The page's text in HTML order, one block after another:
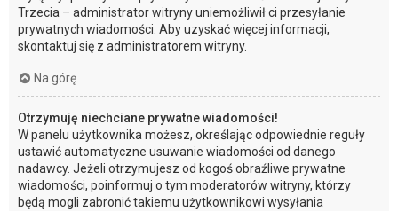
Trzecia – administrator witryny uniemożliwił ci przesyłanie
prywatnych wiadomości. Aby uzyskać więcej informacji,
skontaktuj się z administratorem witryny.
Na górę
Otrzymuję niechciane prywatne wiadomości!
W panelu użytkownika możesz, określając odpowiednie reguły
ustawić automatyczne usuwanie wiadomości od danego
nadawcy. Jeżeli otrzymujesz od kogoś obraźliwe prywatne
wiadomości, poinformuj o tym moderatorów witryny, którzy
będą mogli zabronić takiemu użytkownikowi wysyłania